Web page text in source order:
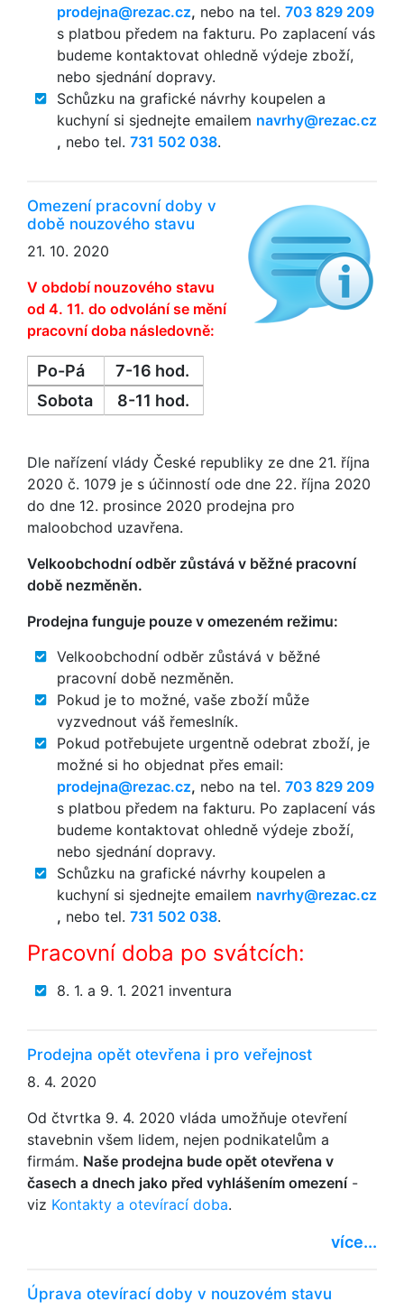
zc.cazer@anjedorp, nebo na tel. 703 829 209
s platbou předem na fakturu. Po zaplacení vás
budeme kontaktovat ohledně výdeje zboží,
nebo sjednání dopravy.
Schůzku na grafické návrhy koupelen a
kuchyní si sjednejte emailem zc.cazer@yhrvan
, nebo tel. 731 502 038.
Omezení pracovní doby v
době nouzového stavu
21. 10. 2020
V období nouzového stavu
od 4. 11. do odvolání se mění
pracovní doba následovně:
Po-Pá
7-16 hod.
Sobota
8-11 hod.
Dle nařízení vlády České republiky ze dne 21. října
2020 č. 1079 je s účinností ode dne 22. října 2020
do dne 12. prosince 2020 prodejna pro
maloobchod uzavřena.
Velkoobchodní odběr zůstává v běžné pracovní
době nezměněn.
Prodejna funguje pouze v omezeném režimu:
Velkoobchodní odběr zůstává v běžné
pracovní době nezměněn.
Pokud je to možné, vaše zboží může
vyzvednout váš řemeslník.
Pokud potřebujete urgentně odebrat zboží, je
možné si ho objednat přes email:
zc.cazer@anjedorp, nebo na tel. 703 829 209
s platbou předem na fakturu. Po zaplacení vás
budeme kontaktovat ohledně výdeje zboží,
nebo sjednání dopravy.
Schůzku na grafické návrhy koupelen a
kuchyní si sjednejte emailem zc.cazer@yhrvan
, nebo tel. 731 502 038.
Pracovní doba po svátcích:
8. 1. a 9. 1. 2021 inventura
Prodejna opět otevřena i pro veřejnost
8. 4. 2020
Od čtvrtka 9. 4. 2020 vláda umožňuje otevření
stavebnin všem lidem, nejen podnikatelům a
firmám. Naše prodejna bude opět otevřena v
časech a dnech jako před vyhlášením omezení-
viz Kontakty a otevírací doba.
více...
Úprava otevírací doby v nouzovém stavu